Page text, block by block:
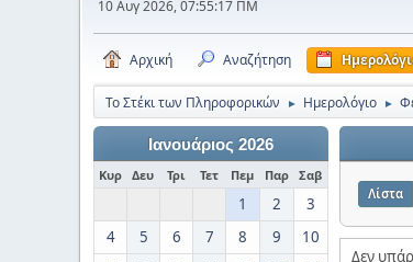
10 Αυγ 2026, 07:55:17 ΠΜ
Αρχική Αναζήτηση
Το Στέκι των Πληροφορικών ► Ημερολόγιο ►
Ιανουάριος 2026
Κυρ Δευ Τρι Τετ Πεμ Παρ Σαβ
1 2
3
4
5 6 7 8 9
10
Λίστα
Δεν